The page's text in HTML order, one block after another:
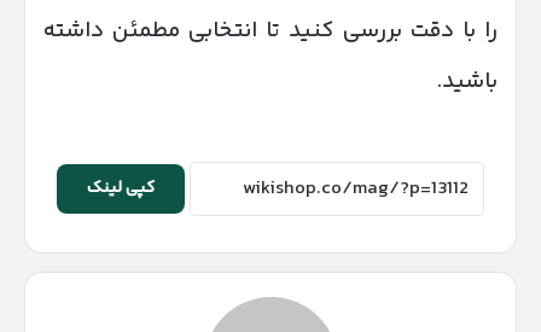
را با دقت بررسی کنید تا انتخابی مطمئن داشته
باشید.
کپی لینک